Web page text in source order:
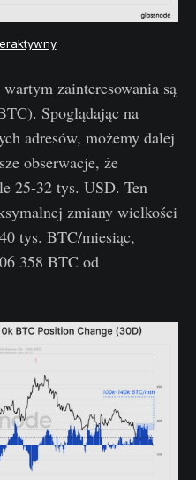
zainteresowania są
Spoglądając na
adresów, możemy dalej
obserwacje, że
25-32 tys. USD. Ten
zmiany wielkości
tys. BTC/miesiąc,
358 BTC od